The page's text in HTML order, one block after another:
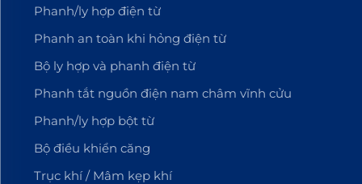
Phanh/ly hợp điện từ
Phanh an toàn khi hỏng điện từ
Bộ ly hợp và phanh điện từ
Phanh tắt nguồn điện nam châm vĩnh cửu
Phanh/ly hợp bột từ
Bộ điều khiển căng
Trục khí / Mâm kẹp khí